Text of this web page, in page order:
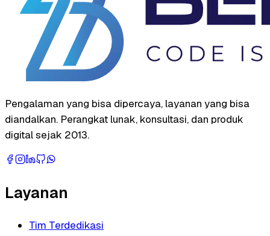
Pengalaman yang bisa dipercaya, layanan yang bisa
diandalkan. Perangkat lunak, konsultasi, dan produk
digital sejak 2013.
Layanan
Tim Terdedikasi